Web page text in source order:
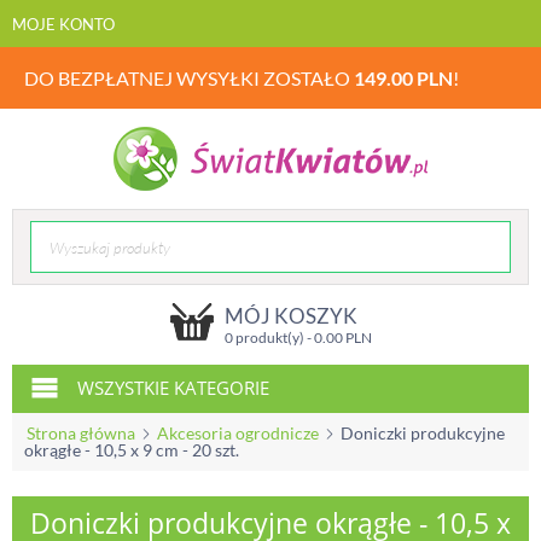
MOJE KONTO
DO BEZPŁATNEJ WYSYŁKI ZOSTAŁO 149.00 PLN!
MÓJ KOSZYK
0 produkt(y) -0.00PLN
WSZYSTKIE KATEGORIE
Strona główna Akcesoria ogrodnicze
Doniczki produkcyjne
okrągłe - 10,5 x 9 cm - 20 szt.
Doniczki produkcyjne okrągłe - 10,5 x